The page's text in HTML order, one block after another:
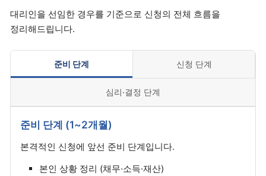
대리인을 선임한 경우를 기준으로 신청의 전체 흐름을
정리해드립니다.
준비 단계 신청 단계
심리·결정 단계
준비 단계 (1~2개월)
본격적인 신청에 앞선 준비 단계입니다.
본인 상황 정리 (채무·소득·재산)